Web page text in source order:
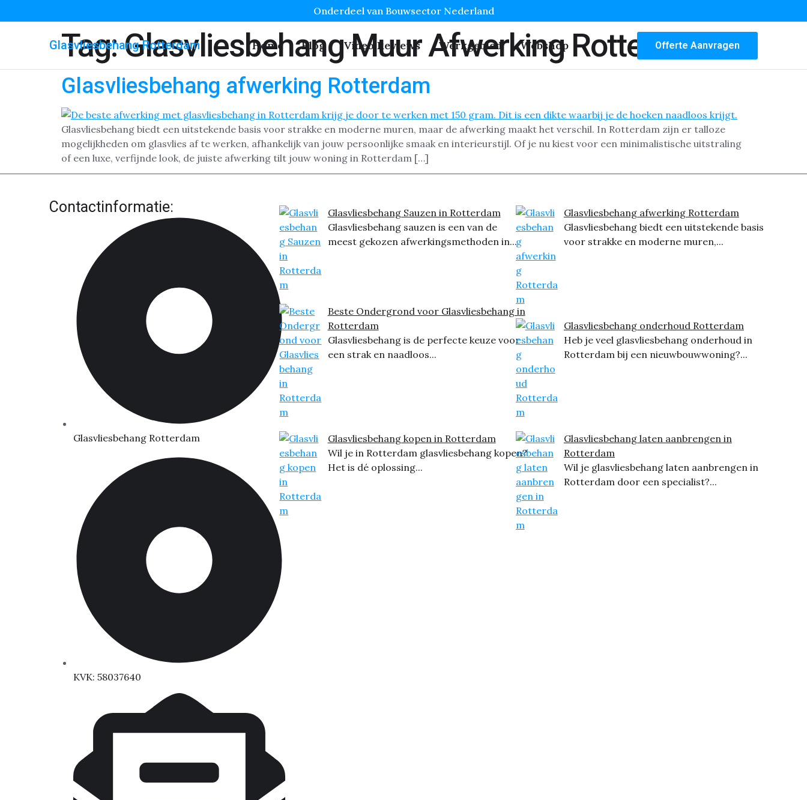
Onderdeel van Bouwsector Nederland
Glasvliesbehang Rotterdam Home Blog Video Reviews Werkgebied Webshop Offerte Aanvragen
Tag:Glasvliesbehang Muur Afwerking Rotterdam
Glasvliesbehang afwerking Rotterdam
Glasvliesbehang biedt een uitstekende basis voor strakke en moderne muren, maar de afwerking maakt het verschil. In Rotterdam zijn er talloze
mogelijkheden om glasvlies af te werken, afhankelijk van jouw persoonlijke smaak en interieurstijl. Of je nu kiest voor een minimalistische uitstraling
of een luxe, verfijnde look, de juiste afwerking tilt jouw woning in Rotterdam […]
Contactinformatie:
Glasvliesbehang Rotterdam
KVK: 58037640
Glasvliesbehang Sauzen in Rotterdam
Glasvliesbehang sauzen is een van de
meest gekozen afwerkingsmethoden in...
Beste Ondergrond voor Glasvliesbehang in
Rotterdam
Glasvliesbehang is de perfecte keuze voor
een strak en naadloos...
Glasvliesbehang kopen in Rotterdam
Wil je in Rotterdam glasvliesbehang kopen?
Het is dé oplossing...
Glasvliesbehang afwerking Rotterdam
Glasvliesbehang biedt een uitstekende basis
voor strakke en moderne muren,...
Glasvliesbehang onderhoud Rotterdam
Heb je veel glasvliesbehang onderhoud in
Rotterdam bij een nieuwbouwwoning?...
Glasvliesbehang laten aanbrengen in
Rotterdam
Wil je glasvliesbehang laten aanbrengen in
Rotterdam door een specialist?...